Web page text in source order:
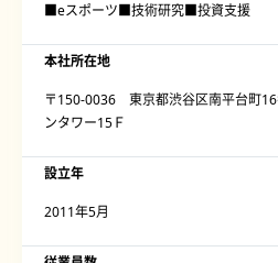
■eスポーツ■技術研究■投資支援
本社所在地
〒150-0036 東京都渋谷区南平台町
ンタワー15Ｆ
設立年
2011年5月